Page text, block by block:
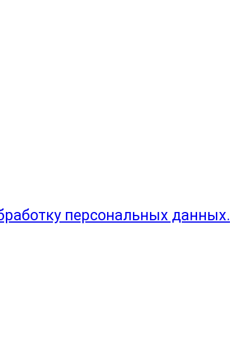
персональных данных.